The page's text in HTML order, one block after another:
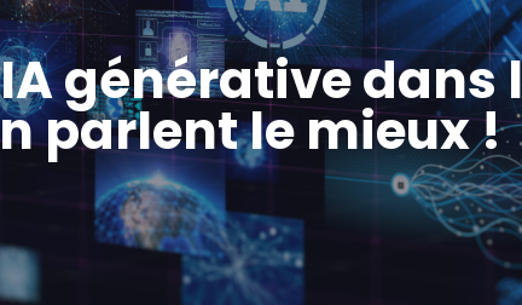
générative dans
parlent le mieux !